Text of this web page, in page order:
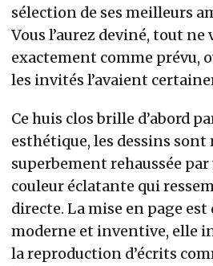
sélection de ses meilleurs
Vous l’aurez deviné, tout ne
exactement comme prévu,
les invités l’avaient
Ce huis clos brille d’abord
esthétique, les dessins
superbement rehaussée
couleur éclatante qui
directe. La mise en page
moderne et inventive, elle
la reproduction d’écrits